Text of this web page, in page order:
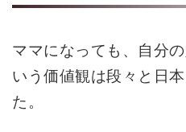
ママになっても、自分
いう価値観は段々と日
た。